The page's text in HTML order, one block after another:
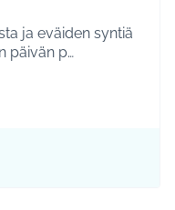
ja eväiden syntiä
päivän p…
Ympäristö